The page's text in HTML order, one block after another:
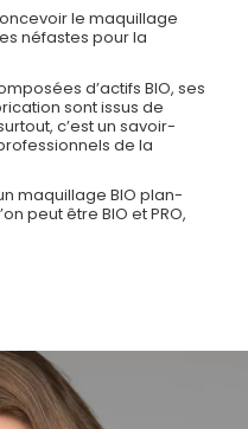
le maquillage
néfastes pour la
d’actifs BIO, ses
sont issus de
c’est un savoir-
de la
maquillage BIO plan-
peut être BIO et PRO,